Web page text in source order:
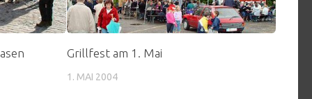
Grillfest am 1. Mai
1. MAI 2004